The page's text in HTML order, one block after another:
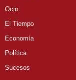
Ocio
El Tiempo
Economía
Política
Sucesos